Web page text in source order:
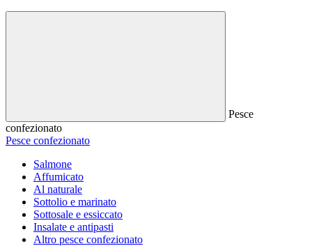
Pesce
confezionato
Pesce confezionato
Salmone
Affumicato
Al naturale
Sottolio e marinato
Sottosale e essiccato
Insalate e antipasti
Altro pesce confezionato